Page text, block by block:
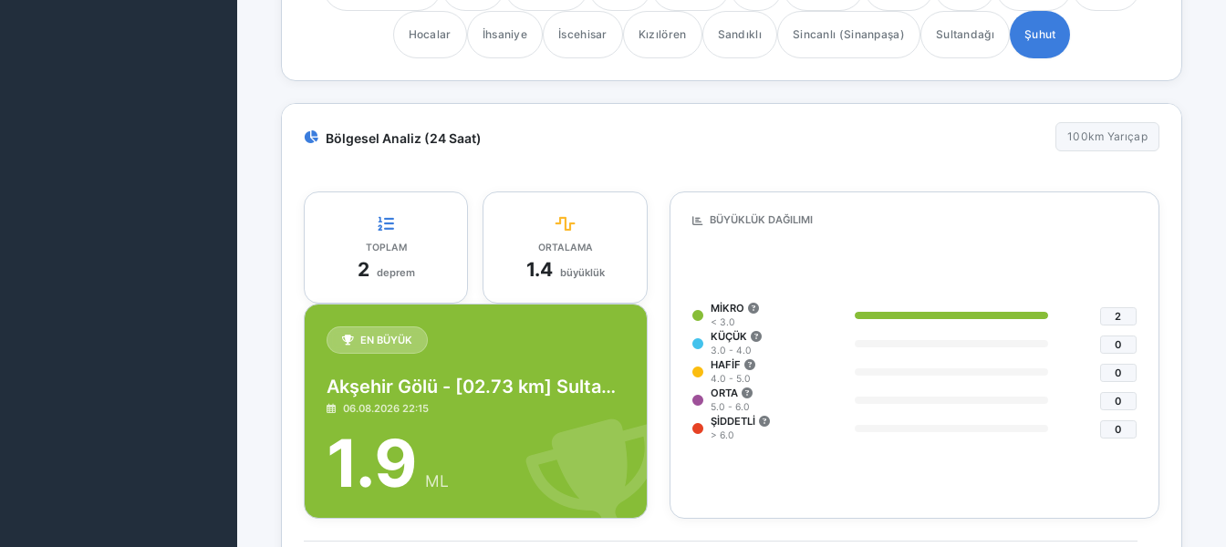
Hocalar İhsaniye İscehisar Kızılören Sandıklı Sincanlı (Sinanpaşa) Sultandağı Şuhut
Bölgesel Analiz (24 Saat) 100km Yarıçap
TOPLAM
2 deprem
ORTALAMA
1.4 büyüklük
EN BÜYÜK
Akşehir Gölü - [02.73 km] Sultandağı (Afyonkarahisar)
06.08.2026 22:15
1.9 ML
BÜYÜKLÜK DAĞILIMI
MIKRO
< 3.0
2
KÜÇÜK
3.0 - 4.0
0
HAFIF
4.0 - 5.0
0
ORTA
5.0 - 6.0
0
ŞIDDETLI
> 6.0
0